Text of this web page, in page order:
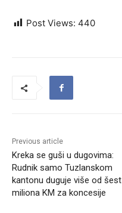
Post Views: 440
Previous article
Kreka se guši u dugovima:
Rudnik samo Tuzlanskom
kantonu duguje više od šest
miliona KM za koncesije